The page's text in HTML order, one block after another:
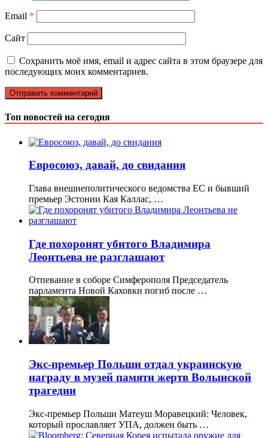
Email *
Сайт
Сохранить моё имя, email и адрес сайта в этом браузере для
последующих моих комментариев.
Топ новостей на сегодня
Евросоюз, давай, до свидания
Глава внешнеполитического ведомства ЕС и бывший
премьер Эстонии Кая Каллас, …
Где похоронят убитого Владимира
Леонтьева не разглашают
Отпевание в соборе Симферополя Председатель
парламента Новой Каховки погиб после …
Экс-премьер Польши отдал украинскую
награду в музей памяти жертв Волынской
трагедии
Экс-премьер Польши Матеуш Моравецкий: Человек,
который прославляет УПА, должен быть …